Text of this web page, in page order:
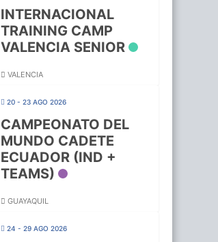
INTERNACIONAL
TRAINING CAMP
VALENCIA SENIOR
VALENCIA
20 - 23 AGO 2026
CAMPEONATO DEL
MUNDO CADETE
ECUADOR (IND +
TEAMS)
GUAYAQUIL
24 - 29 AGO 2026